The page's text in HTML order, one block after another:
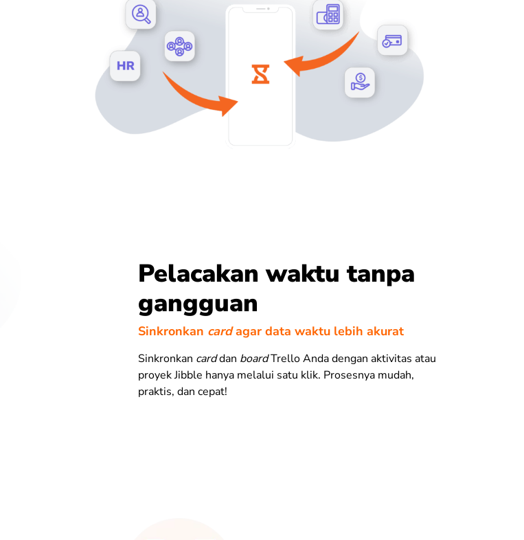
Pelacakan waktu tanpa
gangguan
Sinkronkan cardagar data waktu lebih akurat
Sinkronkan carddan boardTrello Anda dengan aktivitas atau
proyek Jibble hanya melalui satu klik. Prosesnya mudah,
praktis, dan cepat!